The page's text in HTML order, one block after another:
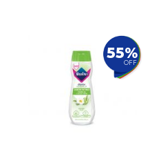
55%
OFF